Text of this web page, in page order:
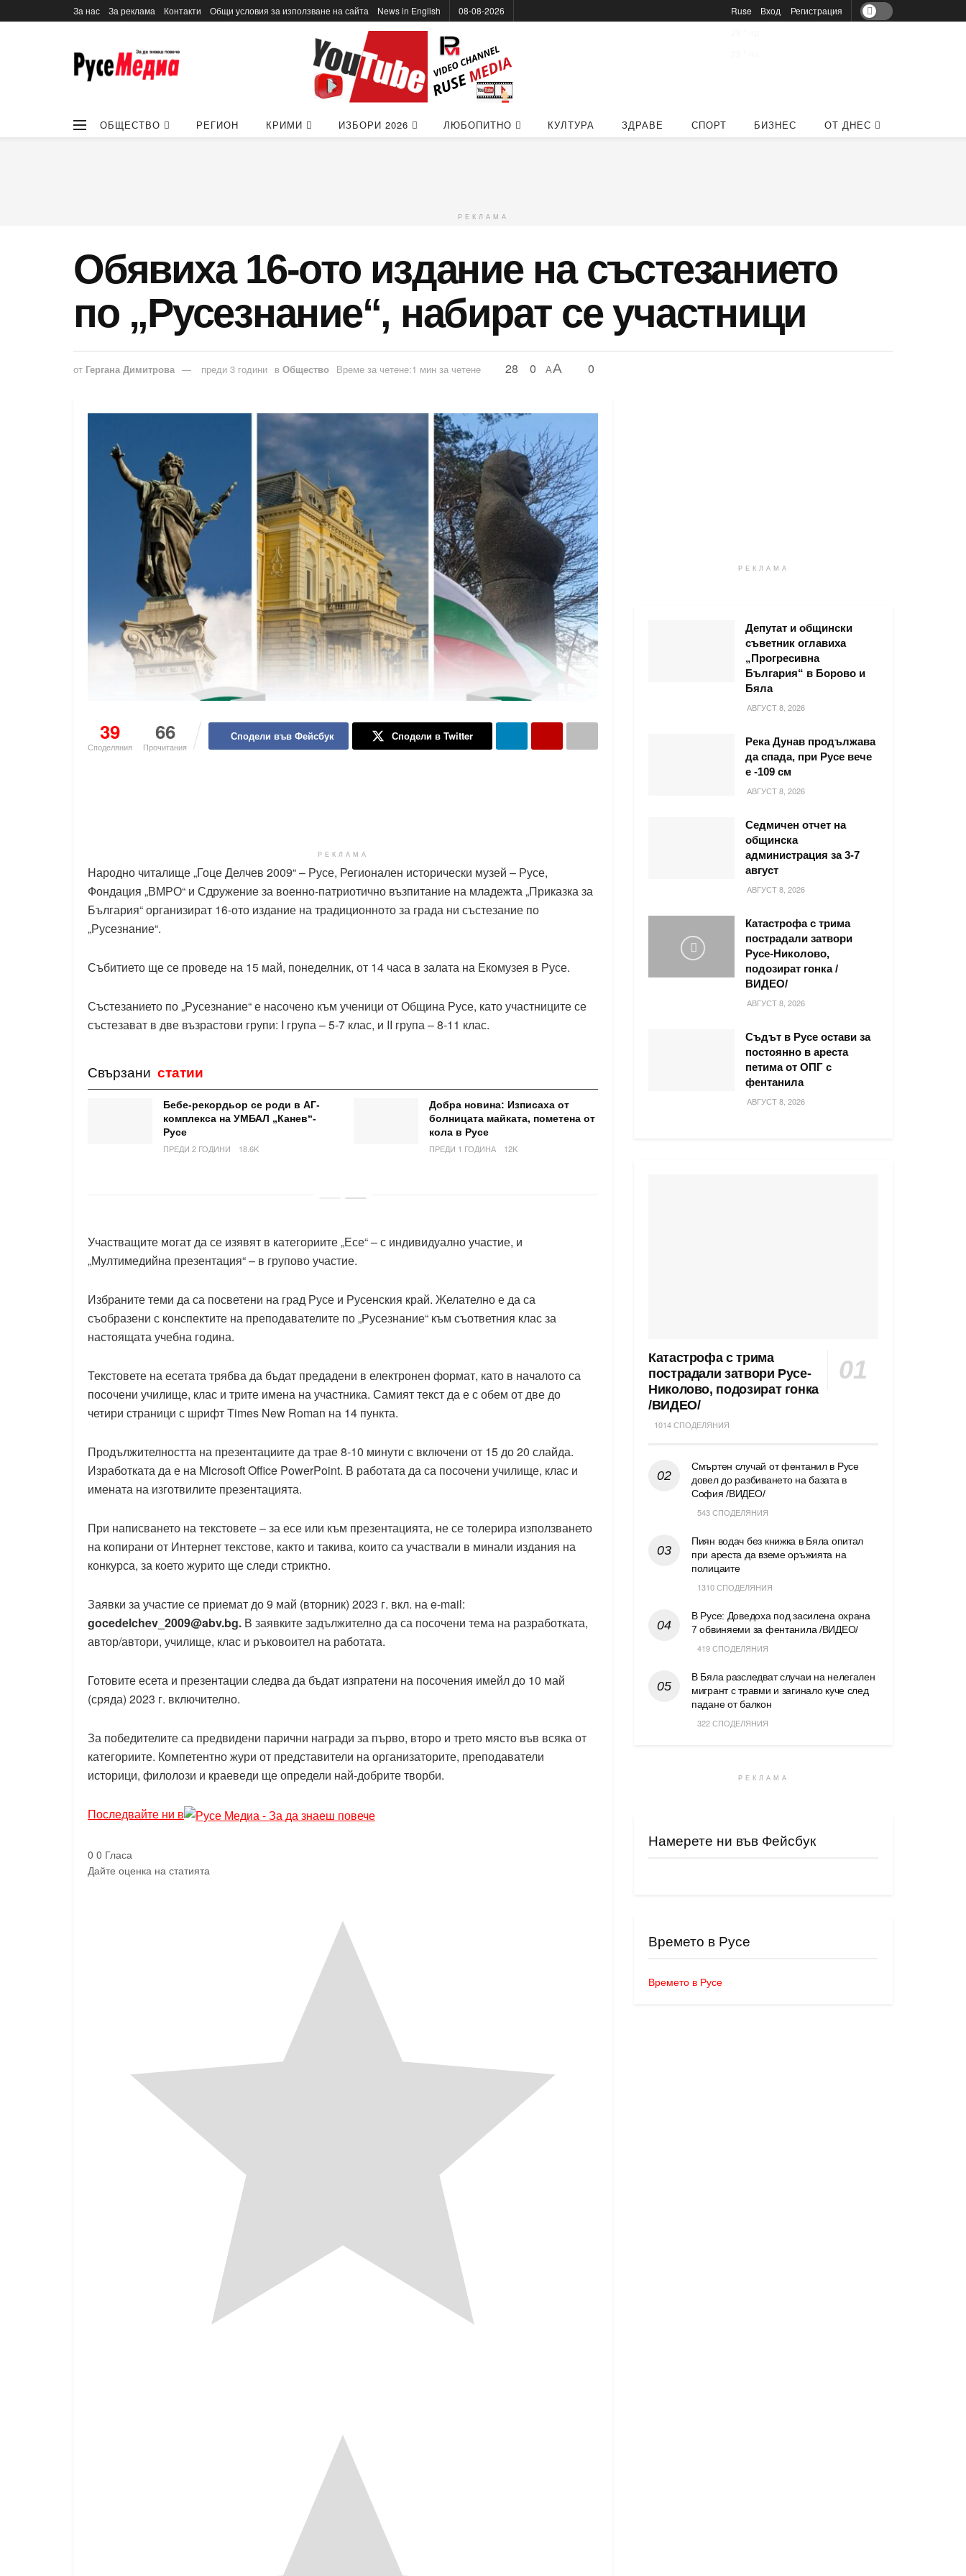
За нас За реклама Контакти Общи условия за използване на сайта News in Еnglish 08-08-2026
Ruse
Вход Регистрация
ОБЩЕСТВО РЕГИОН КРИМИ ИЗБОРИ 2026 ЛЮБОПИТНО КУЛТУРА ЗДРАВЕ СПОРТ БИЗНЕС ОТ ДНЕС
РЕКЛАМА
Обявиха 16-ото издание на състезанието
по „Русезнание“, набират се участници
от Гергана Димитрова преди 3 години в Общество Време за четене:1 мин за четене 28 0 AA 0
39
Споделяния
66
Прочитания
Сподели във Фейсбук Сподели в Twitter
РЕКЛАМА
Народно читалище „Гоце Делчев 2009“ – Русе, Регионален исторически музей – Русе,
Фондация „ВМРО“ и Сдружение за военно-патриотично възпитание на младежта „Приказка за
България“ организират 16-ото издание на традиционното за града ни състезание по
„Русезнание“.
Събитието ще се проведе на 15 май, понеделник, от 14 часа в залата на Екомузея в Русе.
Състезанието по „Русезнание“ е насочено към ученици от Община Русе, като участниците се
състезават в две възрастови групи: I група – 5-7 клас, и II група – 8-11 клас.
Свързани статии
Бебе-рекордьор се роди в АГ-
комплекса на УМБАЛ „Канев“-
Русе
ПРЕДИ 2 ГОДИНИ
18.6K
Добра новина: Изписаха от
болницата майката, пометена от
кола в Русе
ПРЕДИ 1 ГОДИНА
12K
Участващите могат да се изявят в категориите „Есе“ – с индивидуално участие, и
„Мултимедийна презентация“ – в групово участие.
Избраните теми да са посветени на град Русе и Русенския край. Желателно е да са
съобразени с конспектите на преподавателите по „Русезнание“ към съответния клас за
настоящата учебна година.
Текстовете на есетата трябва да бъдат предадени в електронен формат, като в началото са
посочени училище, клас и трите имена на участника. Самият текст да е с обем от две до
четири страници с шрифт Times New Roman на 14 пункта.
Продължителността на презентациите да трае 8-10 минути с включени от 15 до 20 слайда.
Изработката да е на Microsoft Office PowerPoint. В работата да са посочени училище, клас и
имената на изготвилите презентацията.
При написването на текстовете – за есе или към презентацията, не се толерира използването
на копирани от Интернет текстове, както и такива, които са участвали в минали издания на
конкурса, за което журито ще следи стриктно.
Заявки за участие се приемат до 9 май (вторник) 2023 г. вкл. на e-mail:
gocedelchev_2009@abv.bg. В заявките задължително да са посочени тема на разработката,
автор/автори, училище, клас и ръковоител на работата.
Готовите есета и презентации следва да бъдат изпратени на посочения имейл до 10 май
(сряда) 2023 г. включително.
За победителите са предвидени парични награди за първо, второ и трето място във всяка от
категориите. Компетентно жури от представители на организаторите, преподаватели
историци, филолози и краеведи ще определи най-добрите творби.
Последвайте ни в
0 0 Гласа
Дайте оценка на статията
РЕКЛАМА
Депутат и общински
съветник оглавиха
„Прогресивна
България“ в Борово и
Бяла
АВГУСТ 8, 2026
Река Дунав продължава
да спада, при Русе вече
е -109 см
АВГУСТ 8, 2026
Седмичен отчет на
общинска
администрация за 3-7
август
АВГУСТ 8, 2026
Катастрофа с трима
пострадали затвори
Русе-Николово,
подозират гонка /
ВИДЕО/
АВГУСТ 8, 2026
Съдът в Русе остави за
постоянно в ареста
петима от ОПГ с
фентанила
АВГУСТ 8, 2026
Катастрофа с трима
пострадали затвори Русе-
Николово, подозират гонка
/ВИДЕО/
1014 СПОДЕЛЯНИЯ
Смъртен случай от фентанил в Русе
довел до разбиването на базата в
София /ВИДЕО/
543 СПОДЕЛЯНИЯ
Пиян водач без книжка в Бяла опитал
при ареста да вземе оръжията на
полицаите
1310 СПОДЕЛЯНИЯ
В Русе: Доведоха под засилена охрана
7 обвиняеми за фентанила /ВИДЕО/
419 СПОДЕЛЯНИЯ
В Бяла разследват случаи на нелегален
мигрант с травми и загинало куче след
падане от балкон
322 СПОДЕЛЯНИЯ
РЕКЛАМА
Намерете ни във Фейсбук
Времето в Русе
Времето в Русе